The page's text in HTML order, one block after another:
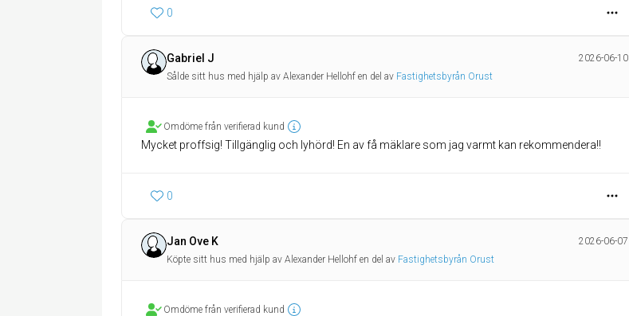
0
Gabriel J
2026-06-10
Sålde sitt hus med hjälp av Alexander Hellohf en del av Fastighetsbyrån Orust
Omdöme från verifierad kund
Mycket proffsig! Tillgänglig och lyhörd! En av få mäklare som jag varmt kan rekommendera!!
0
Jan Ove K
2026-06-07
Köpte sitt hus med hjälp av Alexander Hellohf en del av Fastighetsbyrån Orust
Omdöme från verifierad kund